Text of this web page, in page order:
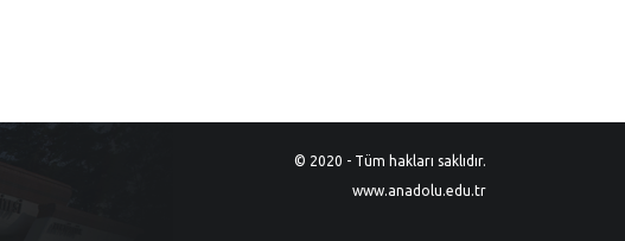
© 2020 - Tüm hakları saklıdır.
www.anadolu.edu.tr